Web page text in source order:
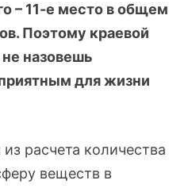
– 11-е место в общем
Поэтому краевой
назовешь
для жизни
расчета количества
веществ в